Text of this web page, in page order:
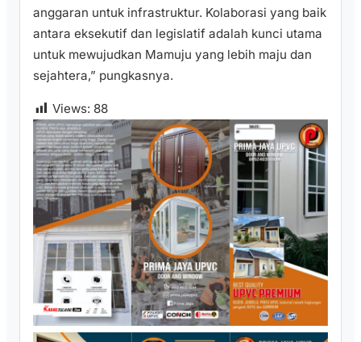
anggaran untuk infrastruktur. Kolaborasi yang baik
antara eksekutif dan legislatif adalah kunci utama
untuk mewujudkan Mamuju yang lebih maju dan
sejahtera,” pungkasnya.
Views: 88